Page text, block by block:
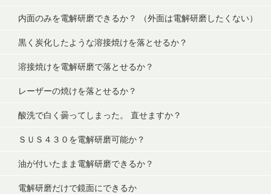
内面のみを電解研磨できるか？ （外面は電解研磨したくない）
黒く炭化したような溶接焼けを落とせるか？
溶接焼けを電解研磨で落とせるか？
レーザーの焼けを落とせるか？
酸洗で白く曇ってしまった。 直せますか？
ＳＵＳ４３０を電解研磨可能か？
油が付いたまま電解研磨できるか？
電解研磨だけで鏡面にできるか